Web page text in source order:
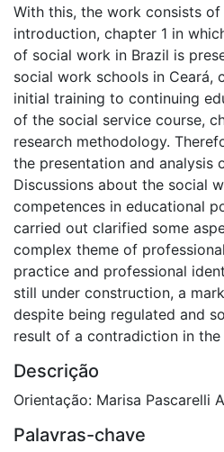
With this, the work consists
introduction, chapter 1 in
of social work in Brazil is
social work schools in Ceará,
initial training to continuing
of the social service course,
research methodology.
the presentation and analysis
Discussions about the social
competences in educational
carried out clarified some
complex theme of
practice and professional
still under construction, a
despite being regulated and
result of a contradiction in
Descrição
Orientação: Marisa Pascarelli
Palavras-chave